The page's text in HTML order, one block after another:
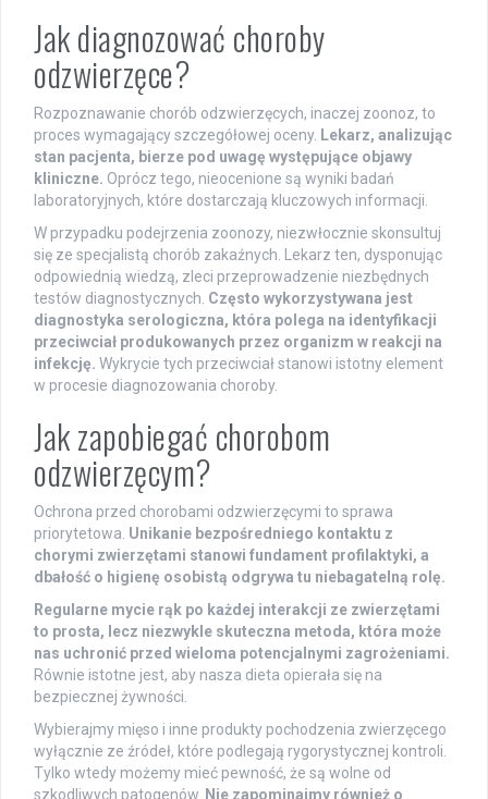
Jak diagnozować choroby
odzwierzęce?
Rozpoznawanie chorób odzwierzęcych, inaczej zoonoz, to
proces wymagający szczegółowej oceny. Lekarz, analizując
stan pacjenta, bierze pod uwagę występujące objawy
kliniczne. Oprócz tego, nieocenione są wyniki badań
laboratoryjnych, które dostarczają kluczowych informacji.
W przypadku podejrzenia zoonozy, niezwłocznie skonsultuj
się ze specjalistą chorób zakaźnych. Lekarz ten, dysponując
odpowiednią wiedzą, zleci przeprowadzenie niezbędnych
testów diagnostycznych. Często wykorzystywana jest
diagnostyka serologiczna, która polega na identyfikacji
przeciwciał produkowanych przez organizm w reakcji na
infekcję. Wykrycie tych przeciwciał stanowi istotny element
w procesie diagnozowania choroby.
Jak zapobiegać chorobom
odzwierzęcym?
Ochrona przed chorobami odzwierzęcymi to sprawa
priorytetowa. Unikanie bezpośredniego kontaktu z
chorymi zwierzętami stanowi fundament profilaktyki, a
dbałość o higienę osobistą odgrywa tu niebagatelną rolę.
Regularne mycie rąk po każdej interakcji ze zwierzętami
to prosta, lecz niezwykle skuteczna metoda, która może
nas uchronić przed wieloma potencjalnymi zagrożeniami.
Równie istotne jest, aby nasza dieta opierała się na
bezpiecznej żywności.
Wybierajmy mięso i inne produkty pochodzenia zwierzęcego
wyłącznie ze źródeł, które podlegają rygorystycznej kontroli.
Tylko wtedy możemy mieć pewność, że są wolne od
szkodliwych patogenów. Nie zapominajmy również o